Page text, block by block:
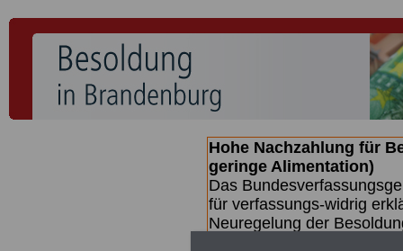
Hohe Nachzahlung für
geringe Alimentation)
Das
für verfassungs-widrig
Neuregelung der